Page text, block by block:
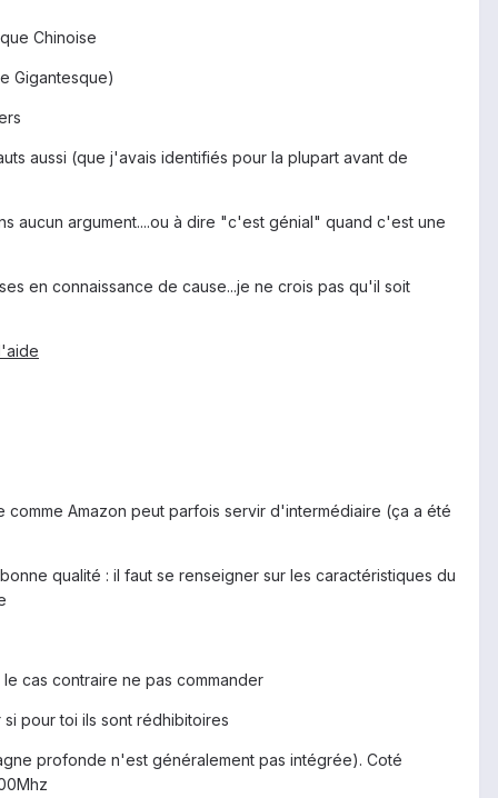
Chinoise
Gigantesque)
aussi (que j'avais identifiés pour la plupart avant de
aucun argument....ou à dire "c'est génial" quand c'est une
en connaissance de cause...je ne crois pas qu'il soit
Amazon peut parfois servir d'intermédiaire (ça a été
qualité : il faut se renseigner sur les caractéristiques du
cas contraire ne pas commander
pour toi ils sont rédhibitoires
profonde n'est généralement pas intégrée). Coté